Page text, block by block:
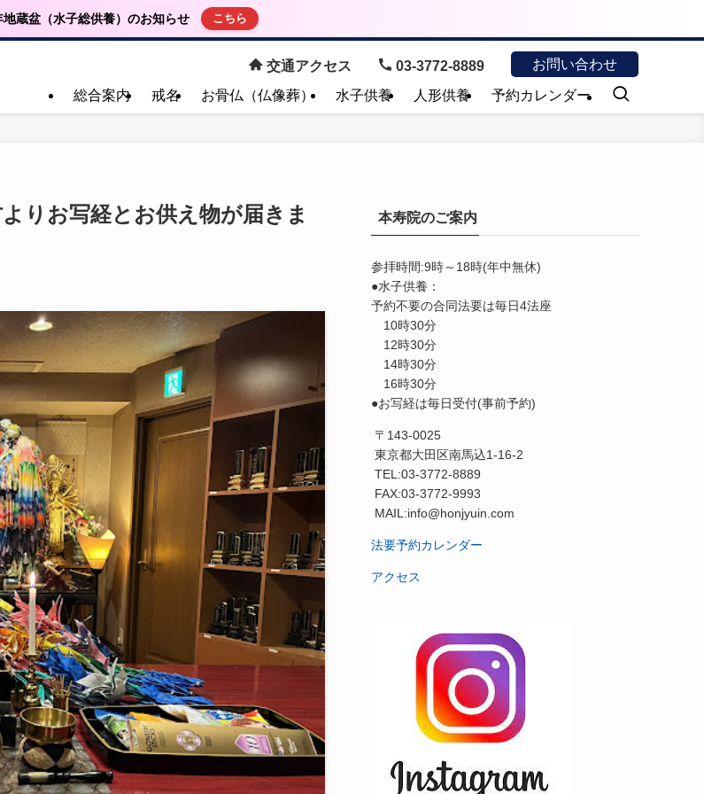
地蔵盆（水子総供養）のお知らせ こちら
交通アクセス 03-3772-8889 お問い合わせ
総合案内 戒名 お骨仏（仏像葬） 水子供養 人形供養 予約カレンダー
りお写経とお供え物が届きま
本寿院のご案内
参拝時間:9時～18時(年中無休)
●水子供養：
予約不要の合同法要は毎日4法座
10時30分
12時30分
14時30分
16時30分
●お写経は毎日受付(事前予約)
〒143-0025
東京都大田区南馬込1-16-2
TEL:03-3772-8889
FAX:03-3772-9993
MAIL:info@honjyuin.com
法要予約カレンダー
アクセス